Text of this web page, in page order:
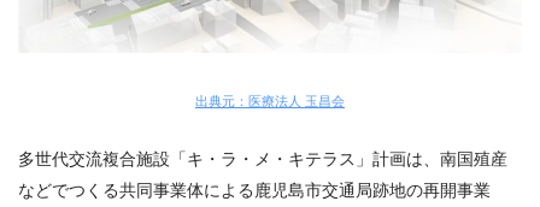
出典元：医療法人 玉昌会
多世代交流複合施設「キ・ラ・メ・キテラス」計画は、南国殖産
などでつくる共同事業体による鹿児島市交通局跡地の再開事業